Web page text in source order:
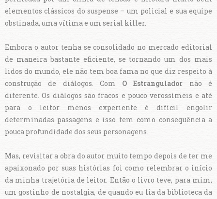
elementos clássicos do suspense – um policial e sua equipe
obstinada, uma vítima e um serial killer.
Embora o autor tenha se consolidado no mercado editorial
de maneira bastante eficiente, se tornando um dos mais
lidos do mundo, ele não tem boa fama no que diz respeito à
construção de diálogos. Com O Estrangulador não é
diferente. Os diálogos são fracos e pouco verossímeis e até
para o leitor menos experiente é difícil engolir
determinadas passagens e isso tem como consequência a
pouca profundidade dos seus personagens.
Mas, revisitar a obra do autor muito tempo depois de ter me
apaixonado por suas histórias foi como relembrar o início
da minha trajetória de leitor. Então o livro teve, para mim,
um gostinho de nostalgia, de quando eu lia da biblioteca da